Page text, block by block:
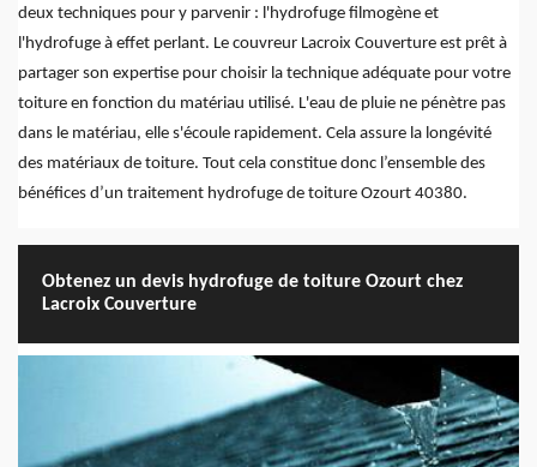
deux techniques pour y parvenir : l'hydrofuge filmogène et
l'hydrofuge à effet perlant. Le couvreur Lacroix Couverture est prêt à
partager son expertise pour choisir la technique adéquate pour votre
toiture en fonction du matériau utilisé. L'eau de pluie ne pénètre pas
dans le matériau, elle s'écoule rapidement. Cela assure la longévité
des matériaux de toiture. Tout cela constitue donc l’ensemble des
bénéfices d’un traitement hydrofuge de toiture Ozourt 40380.
Obtenez un devis hydrofuge de toiture Ozourt chez
Lacroix Couverture